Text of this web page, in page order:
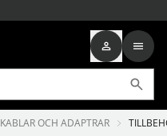
KABLAR OCH ADAPTRAR